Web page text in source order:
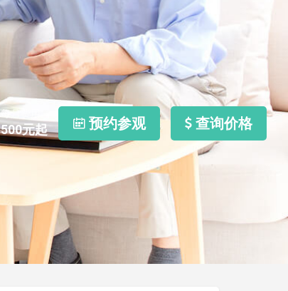
每月费用
500元起 预约参观 查询价格